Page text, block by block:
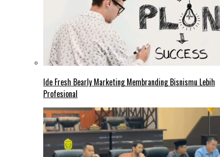
Ide Fresh Bearly Marketing Membranding Bisnismu Lebih
Profesional